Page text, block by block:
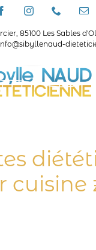
FacebookInstagramTéléphone
85100 Les Sables
cuisine